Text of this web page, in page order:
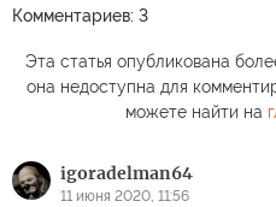
Комментариев: 3
Эта статья опубликована
она недоступна для
можете найти на
igoradelman64
11 июня 2020, 11:56